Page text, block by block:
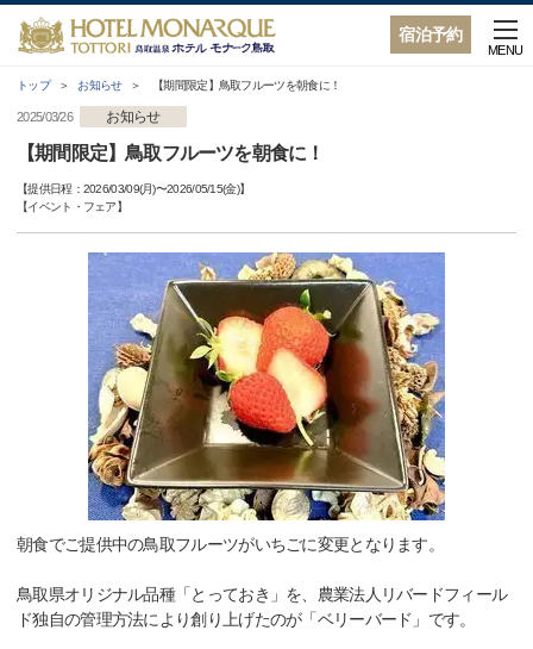
宿泊予約
MENU
トップ お知らせ 【期間限定】鳥取フルーツを朝食に！
2025/03/26 お知らせ
【期間限定】鳥取フルーツを朝食に！
【提供日程： 2026/03/09(月)〜2026/05/15(金)】
【イベント・フェア】
朝食でご提供中の鳥取フルーツがいちごに変更となります。
鳥取県オリジナル品種「とっておき」を、農業法人リバードフィール
ド独自の管理方法により創り上げたのが「ベリーバード」です。